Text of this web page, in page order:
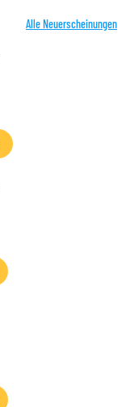
Alle Neuerscheinungen